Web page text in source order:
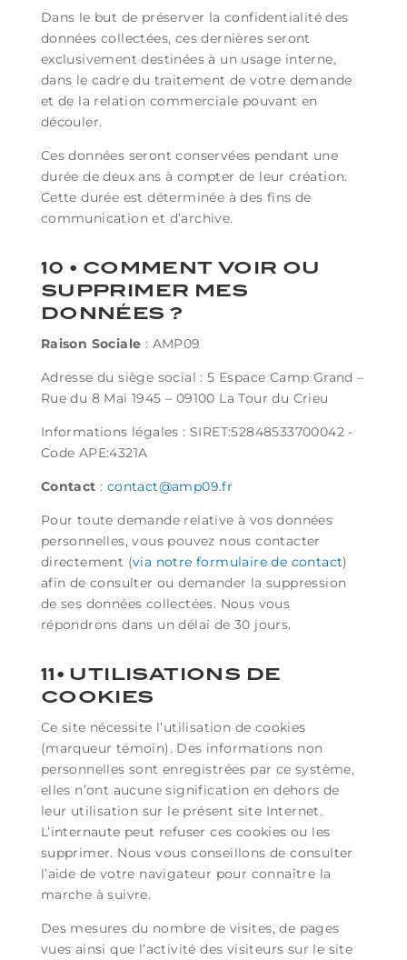
Dans le but de préserver la confidentialité des
données collectées, ces dernières seront
exclusivement destinées à un usage interne,
dans le cadre du traitement de votre demande
et de la relation commerciale pouvant en
découler.
Ces données seront conservées pendant une
durée de deux ans à compter de leur création.
Cette durée est déterminée à des fins de
communication et d’archive.
10 • COMMENT VOIR OU
SUPPRIMER MES
DONNÉES ?
Raison Sociale : AMP09
Adresse du siège social : 5 Espace Camp Grand –
Rue du 8 Mai 1945 – 09100 La Tour du Crieu
Informations légales : SIRET:52848533700042 -
Code APE:4321A
Contact : contact@amp09.fr
Pour toute demande relative à vos données
personnelles, vous pouvez nous contacter
directement (via notre formulaire de contact)
afin de consulter ou demander la suppression
de ses données collectées. Nous vous
répondrons dans un délai de 30 jours.
11• UTILISATIONS DE
COOKIES
Ce site nécessite l’utilisation de cookies
(marqueur témoin). Des informations non
personnelles sont enregistrées par ce système,
elles n’ont aucune signification en dehors de
leur utilisation sur le présent site Internet.
L’internaute peut refuser ces cookies ou les
supprimer. Nous vous conseillons de consulter
l’aide de votre navigateur pour connaître la
marche à suivre.
Des mesures du nombre de visites, de pages
vues ainsi que l’activité des visiteurs sur le site